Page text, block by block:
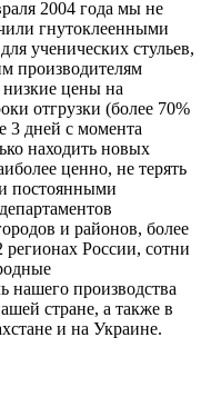
2004 года мы не
гнутоклеенными
ученических стульев,
производителям
цены на
отгрузки (более 70%
3 дней с момента
находить новых
ценно, не терять
постоянными
и районов, более
России, сотни
нашего производства
стране, а также в
и на Украине.